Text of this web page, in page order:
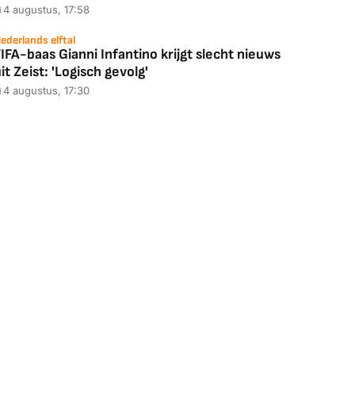
4 augustus, 17:58
elftal
baas Gianni Infantino krijgt slecht nieuws
Zeist: 'Logisch gevolg'
4 augustus, 17:30